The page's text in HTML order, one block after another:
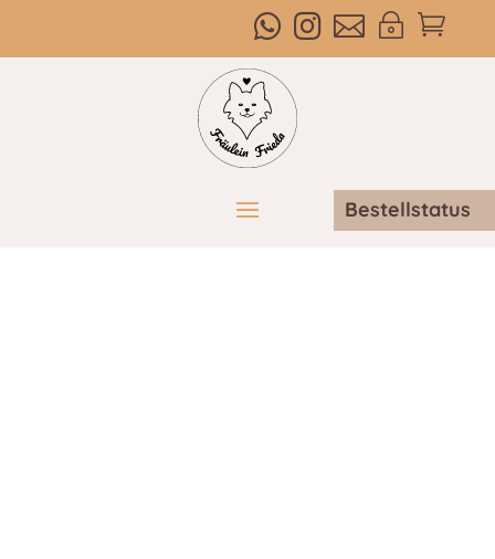

~



Bestellstatus